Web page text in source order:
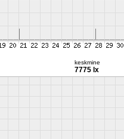
keskmine
7775 lx